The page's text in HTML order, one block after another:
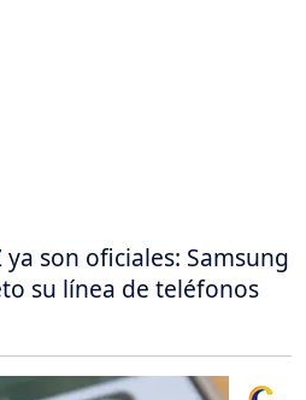
ya son oficiales: Samsung
su línea de teléfonos